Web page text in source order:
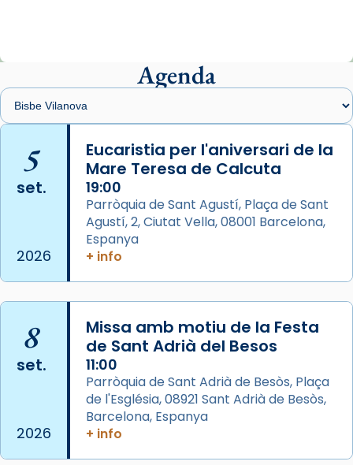
presidit aquest 27 de juliol la missa de Les
Santes de Mataró.
🔗
📸 J. Merino
Photo
View on Facebook ·
Arquebisbat de Barcelona
de Barcelona.
2 weeks ago
comitè organitzador de la visita apostòlica
del Sant Pare Lleó XIV a Barcelona, i als
col·laboradors, a la Catedral de Barcelona.
L’arquebisbe de Barcelona, el cardenal Joan
Josep Omella, ha presidit la missa i l’ha
concelebrat el bisbe auxiliar de Barcelona,
Mons. David Abadías.
Agenda
5
set.
2026
Eucaristia per l'aniversari de la
Mare Teresa de Calcuta
19:00
Parròquia de Sant Agustí, Plaça de Sant
Agustí, 2, Ciutat Vella, 08001 Barcelona,
Espanya
+ info
8
set.
2026
Missa amb motiu de la Festa
de Sant Adrià del Besos
11:00
Parròquia de Sant Adrià de Besòs, Plaça
de l'Església, 08921 Sant Adrià de Besòs,
Barcelona, Espanya
+ info